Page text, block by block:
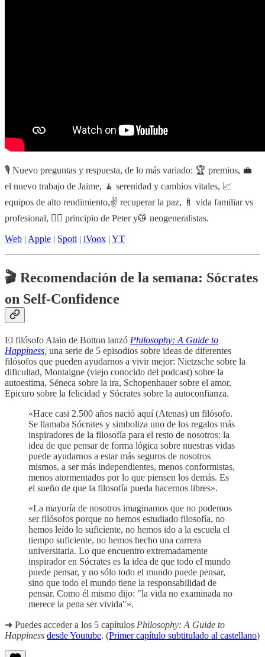
🎙️ Nuevo preguntas y respuesta, de lo más variado: 🏆 premios, 💼
el nuevo trabajo de Jaime, 🧘 serenidad y cambios vitales, 📈
equipos de alto rendimiento,✌️ recuperar la paz, 🍼 vida familiar vs
profesional, 😵‍💫 principio de Peter y🥼 neogeneralistas.
Web Apple Spoti iVoox YT
🎬 Recomendación de la semana: Sócrates
on Self-Confidence
El filósofo Alain de Botton lanzó Philosophy: A Guide to
Happiness una serie de 5 episodios sobre ideas de diferentes
filósofos que pueden ayudarnos a vivir mejor: Nietzsche sobre la
dificultad, Montaigne (viejo conocido del podcast) sobre la
autoestima, Séneca sobre la ira, Schopenhauer sobre el amor,
Epicuro sobre la felicidad y Sócrates sobre la autoconfianza.
«Hace casi 2.500 años nació aquí (Atenas) un filósofo.
Se llamaba Sócrates y simboliza uno de los regalos más
inspiradores de la filosofía para el resto de nosotros: la
idea de que pensar de forma lógica sobre nuestras vidas
puede ayudarnos a estar más seguros de nosotros
mismos, a ser más independientes, menos conformistas,
menos atormentados por lo que piensen los demás. Es
el sueño de que la filosofía pueda hacernos libres».
«La mayoría de nosotros imaginamos que no podemos
ser filósofos porque no hemos estudiado filosofía, no
hemos leído lo suficiente, no hemos ido a la escuela el
tiempo suficiente, no hemos hecho una carrera
universitaria. Lo que encuentro extremadamente
inspirador en Sócrates es la idea de que todo el mundo
puede pensar, y no sólo todo el mundo puede pensar,
sino que todo el mundo tiene la responsabilidad de
pensar. Como él mismo dijo: "la vida no examinada no
merece la pena ser vivida"».
➜ Puedes acceder a los 5 capítulos Philosophy: A Guide to
Happiness desde Youtube. (Primer capítulo subtitulado al castellano)